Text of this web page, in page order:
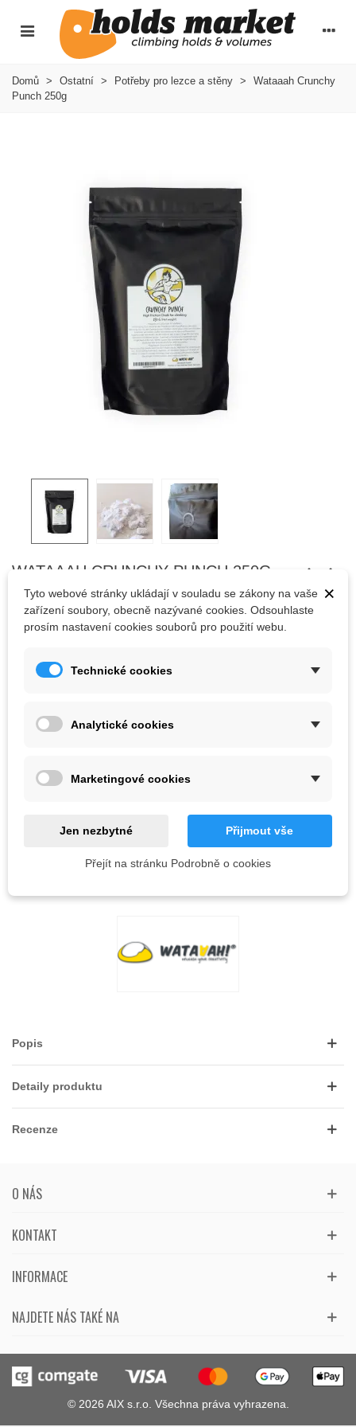
Domů > Ostatní > Potřeby pro lezce a stěny >
Wataaah Crunchy
Punch 250g
WATAAAH CRUNCHY PUNCH 250G
Wataaah Crunchy Punch je drcené magnezium s dlouhou výdrží a
rychlým vysoušením rukou, které zajišťuje maximální úchop v
nejrůznějších podmínkách.
10 ks
Popis
Detaily produktu
Recenze
O NÁS
KONTAKT
NAJDETE NÁS TAKÉ NA
INFORMACE
© 2026 AIX s.r.o. Všechna práva vyhrazena.
×
Tyto webové stránky ukládají v souladu se zákony na vaše
zařízení soubory, obecně nazývané cookies. Odsouhlaste
prosím nastavení cookies souborů pro použití webu.
Technické cookies
Analytické cookies
Marketingové cookies
Jen nezbytné Přijmout vše
Přejít na stránku Podrobně o cookies